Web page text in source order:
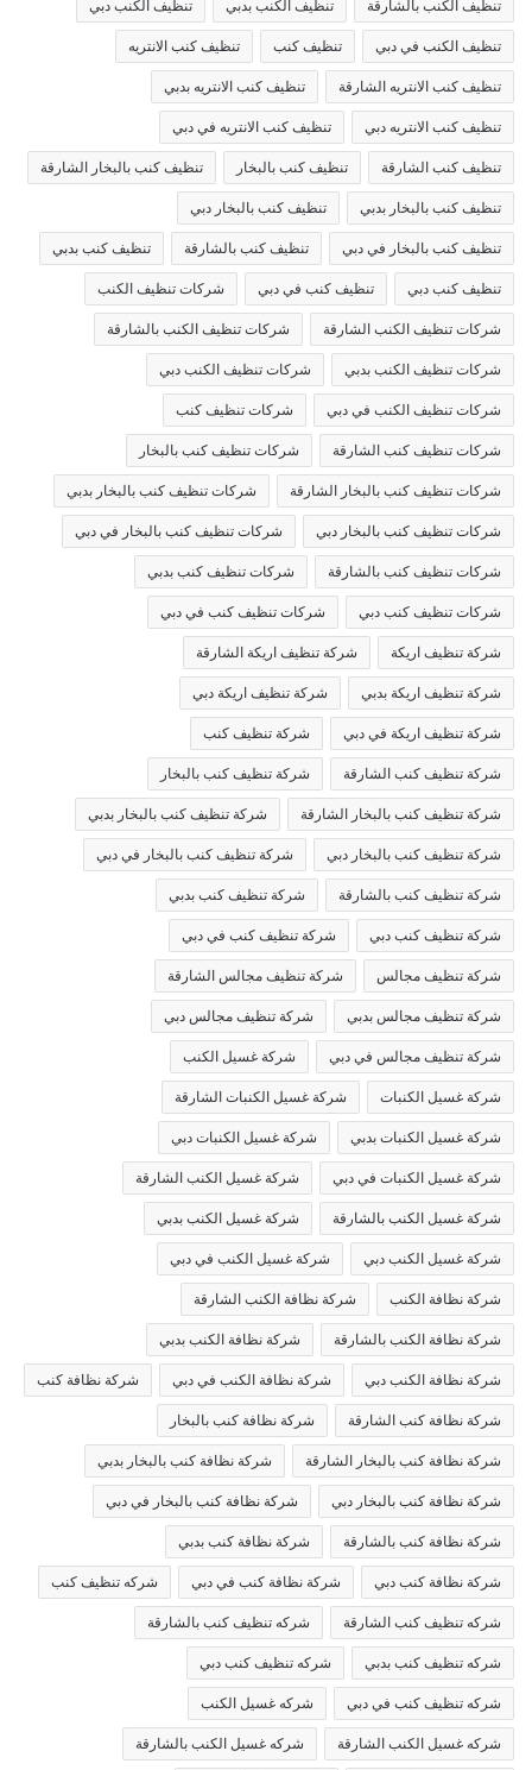
تنظيف الكنب بالشارقة تنظيف الكنب بدبي تنظيف الكنب دبي
تنظيف الكنب في دبي تنظيف كنب تنظيف كنب الانتريه
تنظيف كنب الانتريه الشارقة تنظيف كنب الانتريه بدبي
تنظيف كنب الانتريه دبي تنظيف كنب الانتريه في دبي
تنظيف كنب الشارقة تنظيف كنب بالبخار تنظيف كنب بالبخار الشارقة
تنظيف كنب بالبخار بدبي تنظيف كنب بالبخار دبي
تنظيف كنب بالبخار في دبي تنظيف كنب بالشارقة تنظيف كنب بدبي
تنظيف كنب دبي تنظيف كنب في دبي شركات تنظيف الكنب
شركات تنظيف الكنب الشارقة شركات تنظيف الكنب بالشارقة
شركات تنظيف الكنب بدبي شركات تنظيف الكنب دبي
شركات تنظيف الكنب في دبي شركات تنظيف كنب
شركات تنظيف كنب الشارقة شركات تنظيف كنب بالبخار
شركات تنظيف كنب بالبخار الشارقة شركات تنظيف كنب بالبخار بدبي
شركات تنظيف كنب بالبخار دبي شركات تنظيف كنب بالبخار في دبي
شركات تنظيف كنب بالشارقة شركات تنظيف كنب بدبي
شركات تنظيف كنب دبي شركات تنظيف كنب في دبي
شركة تنظيف اريكة شركة تنظيف اريكة الشارقة
شركة تنظيف اريكة بدبي شركة تنظيف اريكة دبي
شركة تنظيف اريكة في دبي شركة تنظيف كنب
شركة تنظيف كنب الشارقة شركة تنظيف كنب بالبخار
شركة تنظيف كنب بالبخار الشارقة شركة تنظيف كنب بالبخار بدبي
شركة تنظيف كنب بالبخار دبي شركة تنظيف كنب بالبخار في دبي
شركة تنظيف كنب بالشارقة شركة تنظيف كنب بدبي
شركة تنظيف كنب دبي شركة تنظيف كنب في دبي
شركة تنظيف مجالس شركة تنظيف مجالس الشارقة
شركة تنظيف مجالس بدبي شركة تنظيف مجالس دبي
شركة تنظيف مجالس في دبي شركة غسيل الكنب
شركة غسيل الكنبات شركة غسيل الكنبات الشارقة
شركة غسيل الكنبات بدبي شركة غسيل الكنبات دبي
شركة غسيل الكنبات في دبي شركة غسيل الكنب الشارقة
شركة غسيل الكنب بالشارقة شركة غسيل الكنب بدبي
شركة غسيل الكنب دبي شركة غسيل الكنب في دبي
شركة نظافة الكنب شركة نظافة الكنب الشارقة
شركة نظافة الكنب بالشارقة شركة نظافة الكنب بدبي
شركة نظافة الكنب دبي شركة نظافة الكنب في دبي شركة نظافة كنب
شركة نظافة كنب الشارقة شركة نظافة كنب بالبخار
شركة نظافة كنب بالبخار الشارقة شركة نظافة كنب بالبخار بدبي
شركة نظافة كنب بالبخار دبي شركة نظافة كنب بالبخار في دبي
شركة نظافة كنب بالشارقة شركة نظافة كنب بدبي
شركة نظافة كنب دبي شركة نظافة كنب في دبي شركه تنظيف كنب
شركه تنظيف كنب الشارقة شركه تنظيف كنب بالشارقة
شركه تنظيف كنب بدبي شركه تنظيف كنب دبي
شركه تنظيف كنب في دبي شركه غسيل الكنب
شركه غسيل الكنب الشارقة شركه غسيل الكنب بالشارقة